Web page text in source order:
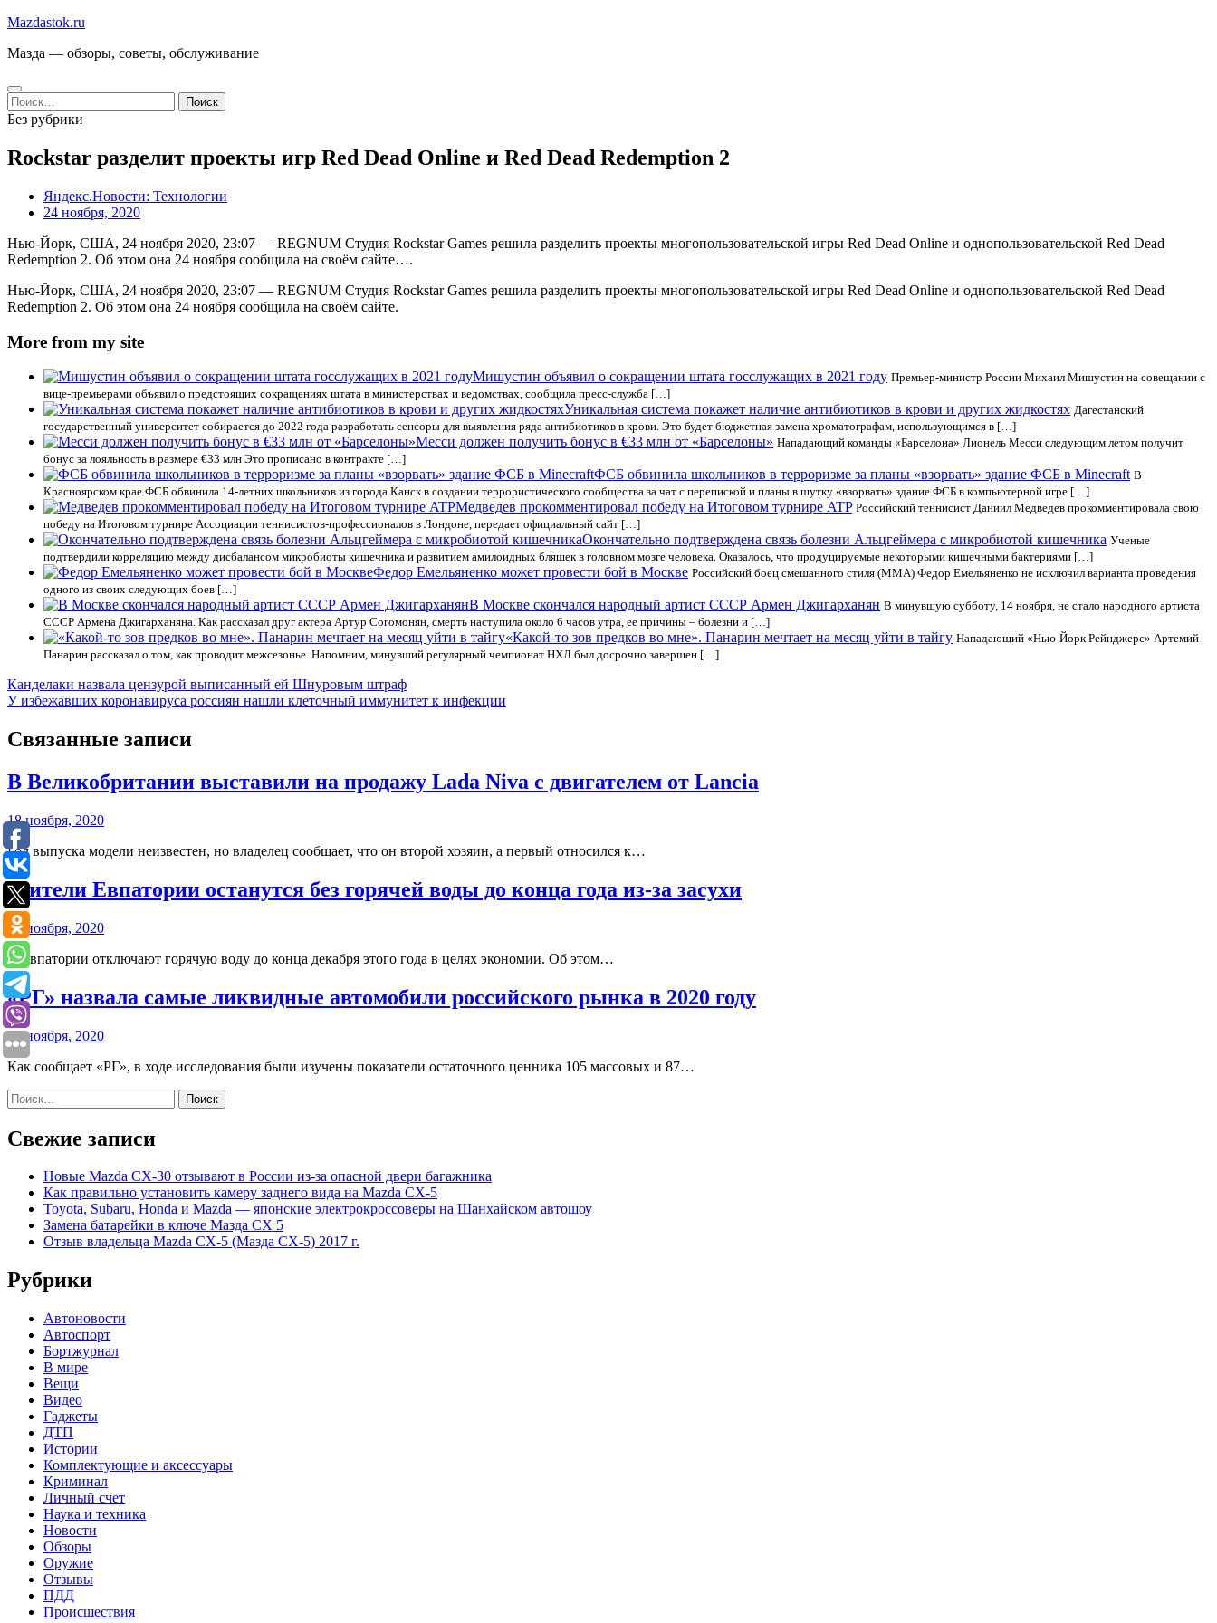
Перейти
содержимому
Mazdastok.ru
Мазда — обзоры, советы, обслуживание
Найти:
Без рубрики
Rockstar разделит проекты игр Red Dead Online и Red Dead Redemption 2
Яндекс.Новости: Технологии
24 ноября, 2020
Нью-Йорк, США, 24 ноября 2020, 23:07 — REGNUM Студия Rockstar Games решила разделить проекты многопользовательской игры Red Dead Online и однопользовательской Red Dead
Redemption 2. Об этом она 24 ноября сообщила на своём сайте….
Нью-Йорк, США, 24 ноября 2020, 23:07 — REGNUM Студия Rockstar Games решила разделить проекты многопользовательской игры Red Dead Online и однопользовательской Red Dead
Redemption 2. Об этом она 24 ноября сообщила на своём сайте.
More from my site
Мишустин объявил о сокращении штата госслужащих в 2021 году Премьер-министр России Михаил Мишустин на совещании с
вице-премьерами объявил о предстоящих сокращениях штата в министерствах и ведомствах, сообщила пресс-служба […]
Уникальная система покажет наличие антибиотиков в крови и других жидкостях Дагестанский
государственный университет собирается до 2022 года разработать сенсоры для выявления ряда антибиотиков в крови. Это будет бюджетная замена хроматографам, использующимся в […]
Месси должен получить бонус в €33 млн от «Барселоны» Нападающий команды «Барселона» Лионель Месси следующим летом получит
бонус за лояльность в размере €33 млн Это прописано в контракте […]
ФСБ обвинила школьников в терроризме за планы «взорвать» здание ФСБ в Minecraft В
Красноярском крае ФСБ обвинила 14-летних школьников из города Канск в создании террористического сообщества за чат с перепиской и планы в шутку «взорвать» здание ФСБ в компьютерной игре […]
Медведев прокомментировал победу на Итоговом турнире ATP Российский теннисист Даниил Медведев прокомментировала свою
победу на Итоговом турнире Ассоциации теннисистов-профессионалов в Лондоне, передает официальный сайт […]
Окончательно подтверждена связь болезни Альцгеймера с микробиотой кишечника Ученые
подтвердили корреляцию между дисбалансом микробиоты кишечника и развитием амилоидных бляшек в головном мозге человека. Оказалось, что продуцируемые некоторыми кишечными бактериями […]
Федор Емельяненко может провести бой в Москве Российский боец смешанного стиля (ММА) Федор Емельяненко не исключил варианта проведения
одного из своих следующих боев […]
В Москве скончался народный артист СССР Армен Джигарханян В минувшую субботу, 14 ноября, не стало народного артиста
СССР Армена Джигарханяна. Как рассказал друг актера Артур Согомонян, смерть наступила около 6 часов утра, ее причины – болезни и […]
«Какой-то зов предков во мне». Панарин мечтает на месяц уйти в тайгу Нападающий «Нью-Йорк Рейнджерс» Артемий
Панарин рассказал о том, как проводит межсезонье. Напомним, минувший регулярный чемпионат НХЛ был досрочно завершен […]
Навигация
по
записям
Канделаки назвала цензурой выписанный ей Шнуровым штраф
У избежавших коронавируса россиян нашли клеточный иммунитет к инфекции
Связанные записи
В Великобритании выставили на продажу Lada Niva с двигателем от Lancia
18 ноября, 2020
Год выпуска модели неизвестен, но владелец сообщает, что он второй хозяин, а первый относился к…
Жители Евпатории останутся без горячей воды до конца года из-за засухи
23 ноября, 2020
В Евпатории отключают горячую воду до конца декабря этого года в целях экономии. Об этом…
«РГ» назвала самые ликвидные автомобили российского рынка в 2020 году
25 ноября, 2020
Как сообщает «РГ», в ходе исследования были изучены показатели остаточного ценника 105 массовых и 87…
Найти:
Свежие записи
Новые Mazda CX-30 отзывают в России из-за опасной двери багажника
Как правильно установить камеру заднего вида на Mazda CX-5
Toyota, Subaru, Honda и Mazda — японские электрокроссоверы на Шанхайском автошоу
Замена батарейки в ключе Мазда СХ 5
Отзыв владельца Mazda CX-5 (Мазда СХ-5) 2017 г.
Рубрики
Автоновости
Автоспорт
Бортжурнал
В мире
Вещи
Видео
Гаджеты
ДТП
Истории
Комплектующие и аксессуары
Криминал
Личный счет
Наука и техника
Новости
Обзоры
Оружие
Отзывы
ПДД
Происшествия